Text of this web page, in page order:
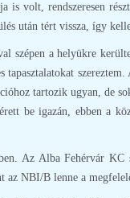
is volt, rendszeresen
után tért vissza, így
szépen a helyükre
tartozik ugyan, de
be igazán, ebben a
Az Alba Fehérvár
az NBI/B lenne a